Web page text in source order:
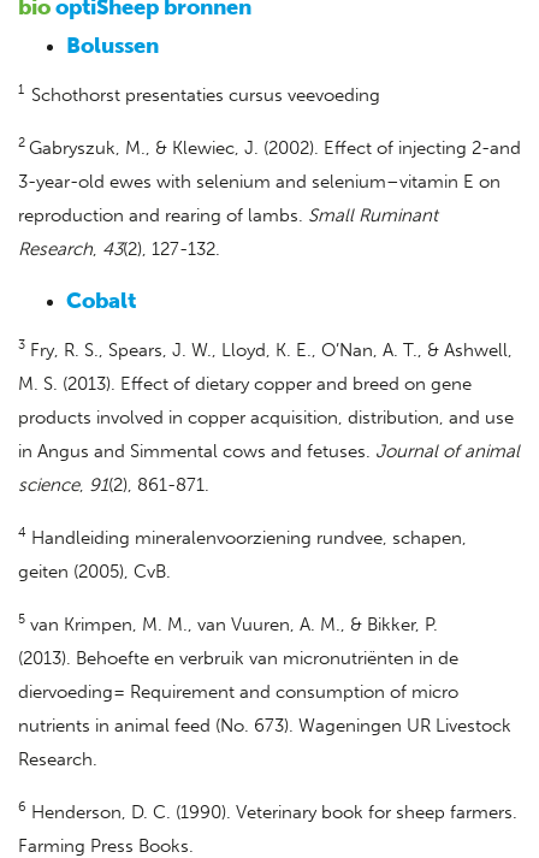
biooptiSheep bronnen
Bolussen
1 Schothorst presentaties cursus veevoeding
2 Gabryszuk, M., & Klewiec, J. (2002). Effect of injecting 2-and
3-year-old ewes with selenium and selenium–vitamin E on
reproduction and rearing of lambs. Small Ruminant
Research, 43(2), 127-132.
Cobalt
3 Fry, R. S., Spears, J. W., Lloyd, K. E., O’Nan, A. T., & Ashwell,
M. S. (2013). Effect of dietary copper and breed on gene
products involved in copper acquisition, distribution, and use
in Angus and Simmental cows and fetuses. Journal of animal
science, 91(2), 861-871.
4 Handleiding mineralenvoorziening rundvee, schapen,
geiten (2005), CvB.
5 van Krimpen, M. M., van Vuuren, A. M., & Bikker, P.
(2013). Behoefte en verbruik van micronutriënten in de
diervoeding= Requirement and consumption of micro
nutrients in animal feed (No. 673). Wageningen UR Livestock
Research.
6 Henderson, D. C. (1990). Veterinary book for sheep farmers.
Farming Press Books.